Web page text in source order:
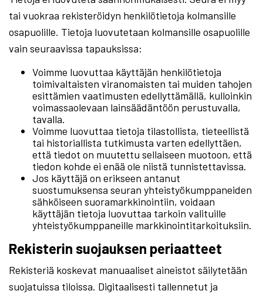
tai vuokraa rekisteröidyn henkilötietoja kolmansille
osapuolille. Tietoja luovutetaan kolmansille osapuolille
vain seuraavissa tapauksissa:
Voimme luovuttaa käyttäjän henkilötietoja
toimivaltaisten viranomaisten tai muiden tahojen
esittämien vaatimusten edellyttämällä, kulloinkin
voimassaolevaan lainsäädäntöön perustuvalla,
tavalla.
Voimme luovuttaa tietoja tilastollista, tieteellistä
tai historiallista tutkimusta varten edellyttäen,
että tiedot on muutettu sellaiseen muotoon, että
tiedon kohde ei enää ole niistä tunnistettavissa.
Jos käyttäjä on erikseen antanut
suostumuksensa seuran yhteistyökumppaneiden
sähköiseen suoramarkkinointiin, voidaan
käyttäjän tietoja luovuttaa tarkoin valituille
yhteistyökumppaneille markkinointitarkoituksiin.
Rekisterin suojauksen periaatteet
Rekisteriä koskevat manuaaliset aineistot säilytetään
suojatuissa tiloissa. Digitaalisesti tallennetut ja